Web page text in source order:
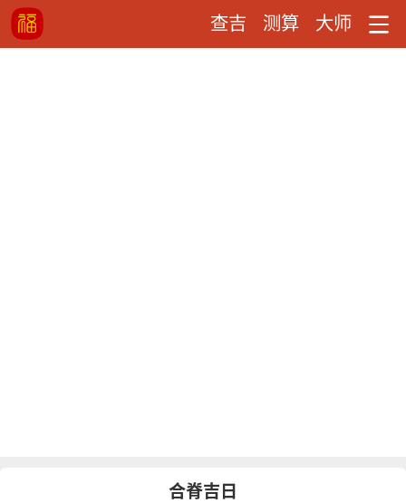
查吉 测算 大师
合脊吉日